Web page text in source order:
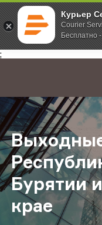
Курьер
Courier
Бесплатно
;
Главная О компании
Бурятии
крае